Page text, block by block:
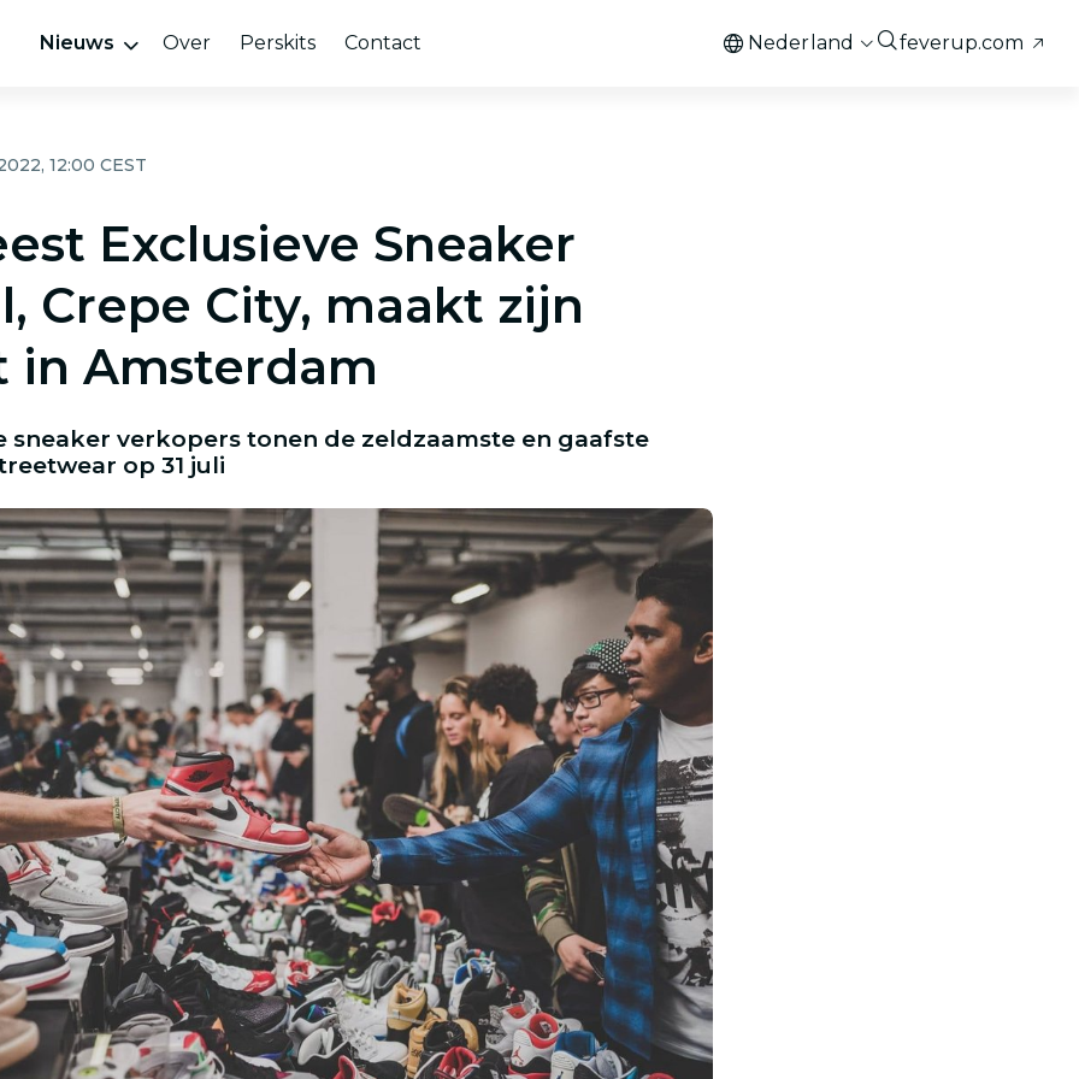
Nieuws Over Perskits Contact Nederland feverup.com
12:00 CEST
Exclusieve Sneaker
Crepe City, maakt zijn
in Amsterdam
sneaker verkopers tonen de zeldzaamste en gaafste
op 31 juli